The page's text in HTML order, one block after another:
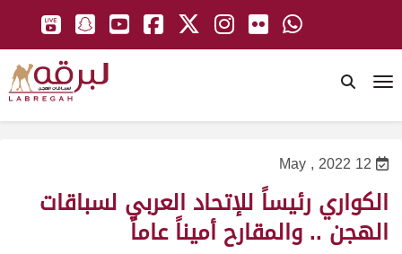
12 May , 2022
الكواري رئيساً للإتحاد العربي لسباقات
الهجن .. والمقارح أميناً عاماً